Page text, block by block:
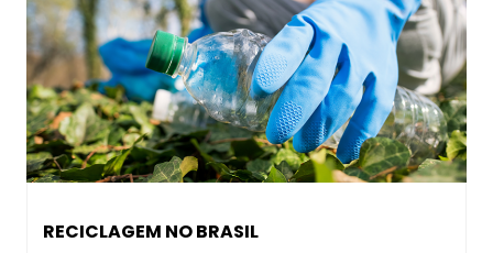
RECICLAGEM NO BRASIL